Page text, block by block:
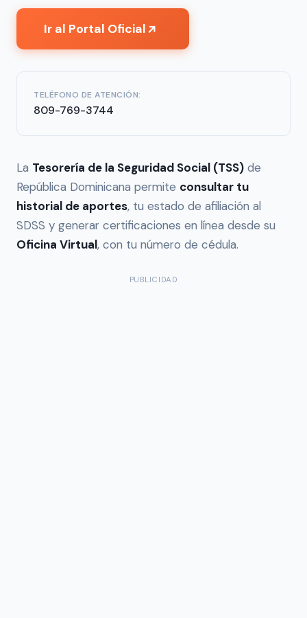
Ir al Portal Oficial↗
TELÉFONO DE ATENCIÓN:
809-769-3744
La Tesorería de la Seguridad Social (TSS) de
República Dominicana permite consultar tu
historial de aportes, tu estado de afiliación al
SDSS y generar certificaciones en línea desde su
Oficina Virtual, con tu número de cédula.
PUBLICIDAD